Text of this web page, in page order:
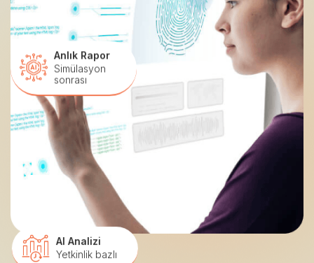
AI Analizi
Yetkinlik bazlı
Anlık Rapor
Simülasyon
sonrası